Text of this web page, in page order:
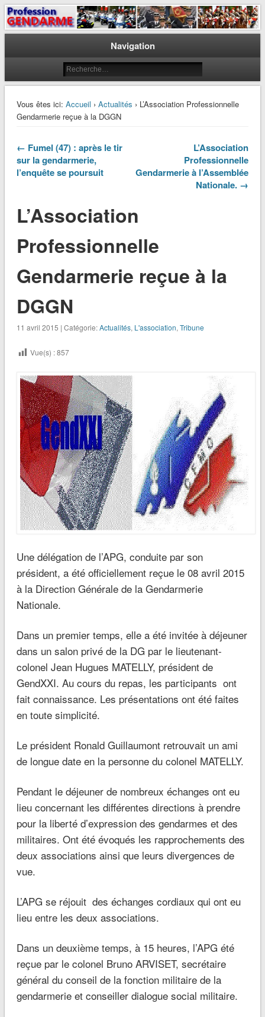
Profession Gendarme
Le journal des gendarmes
Navigation
Vous êtes ici: Accueil › Actualités › L’Association Professionnelle
Gendarmerie reçue à la DGGN
← Fumel (47) : après le tir
sur la gendarmerie,
l’enquête se poursuit
L’Association
Professionnelle
Gendarmerie à l’Assemblée
Nationale. →
L’Association
Professionnelle
Gendarmerie reçue à la
DGGN
11 avril 2015 | Catégorie:Actualités, L'association, Tribune
Vue(s) :857
Une délégation de l’APG, conduite par son
président, a été officiellement reçue le 08 avril 2015
à la Direction Générale de la Gendarmerie
Nationale.
Dans un premier temps, elle a été invitée à déjeuner
dans un salon privé de la DG par le lieutenant-
colonel Jean Hugues MATELLY, président de
GendXXI. Au cours du repas, les participants ont
fait connaissance. Les présentations ont été faites
en toute simplicité.
Le président Ronald Guillaumont retrouvait un ami
de longue date en la personne du colonel MATELLY.
Pendant le déjeuner de nombreux échanges ont eu
lieu concernant les différentes directions à prendre
pour la liberté d’expression des gendarmes et des
militaires. Ont été évoqués les rapprochements des
deux associations ainsi que leurs divergences de
vue.
L’APG se réjouit des échanges cordiaux qui ont eu
lieu entre les deux associations.
Dans un deuxième temps, à 15 heures, l’APG été
reçue par le colonel Bruno ARVISET, secrétaire
général du conseil de la fonction militaire de la
gendarmerie et conseiller dialogue social militaire.